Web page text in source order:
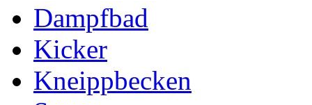
Dampfbad
Kicker
Kneippbecken